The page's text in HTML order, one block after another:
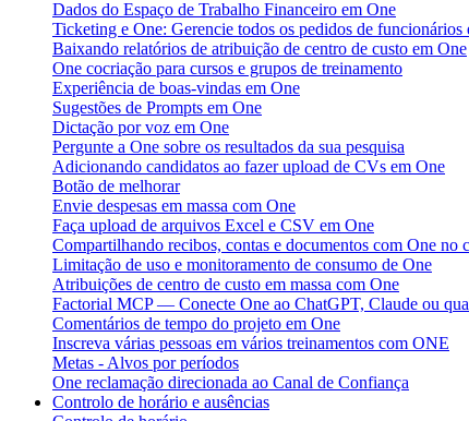
Dados do Espaço de Trabalho Financeiro em One
Ticketing e One: Gerencie todos os pedidos de funcionários
Baixando relatórios de atribuição de centro de custo em One
One cocriação para cursos e grupos de treinamento
Experiência de boas-vindas em One
Sugestões de Prompts em One
Dictação por voz em One
Pergunte a One sobre os resultados da sua pesquisa
Adicionando candidatos ao fazer upload de CVs em One
Botão de melhorar
Envie despesas em massa com One
Faça upload de arquivos Excel e CSV em One
Compartilhando recibos, contas e documentos com One no
Limitação de uso e monitoramento de consumo de One
Atribuições de centro de custo em massa com One
Factorial MCP — Conecte One ao ChatGPT, Claude ou
Comentários de tempo do projeto em One
Inscreva várias pessoas em vários treinamentos com ONE
Metas - Alvos por períodos
One reclamação direcionada ao Canal de Confiança
Controlo de horário e ausências